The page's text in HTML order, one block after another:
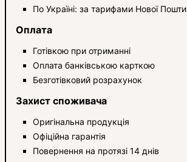
По Україні: за тарифами Нової Пошти
Оплата
Готівкою при отриманні
Оплата банківською карткою
Безготівковий розрахунок
Захист споживача
Оригінальна продукція
Офіційна гарантія
Повернення на протязі 14 днів